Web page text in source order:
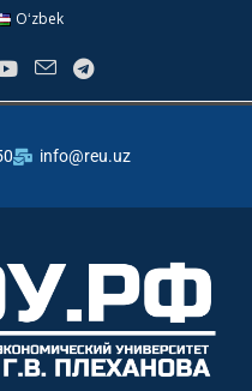
Oʻzbek
info@reu.uz